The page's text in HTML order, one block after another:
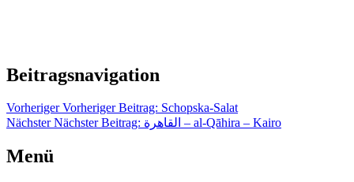
Beitragsnavigation
Vorheriger Vorheriger Beitrag: Schopska-Salat
Nächster Nächster Beitrag: ‏القاهرة‎ – al-Qāhira – Kairo
Menü